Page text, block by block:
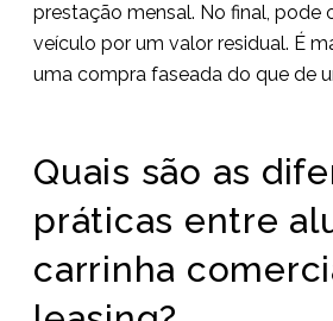
prestação mensal. No final, pode
veículo por um valor residual. É
uma compra faseada do que de
Quais são as
práticas entre
carrinha